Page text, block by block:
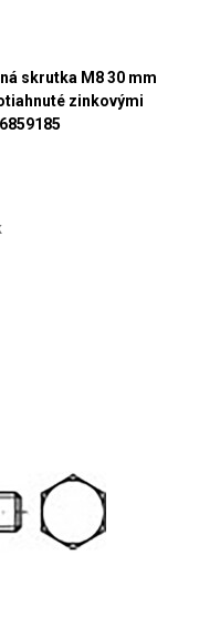
skrutka M8 30 mm
zinkovými